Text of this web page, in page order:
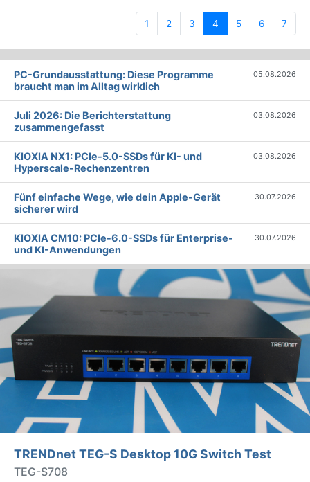
1 2 3 4 (current)
5 6 7
PC-Grundausstattung: Diese Programme
braucht man im Alltag wirklich
05.08.2026
Juli 2026: Die Bericht­erstattung
zusammengefasst
03.08.2026
KIOXIA NX1: PCIe-5.0-SSDs für KI- und
Hyperscale-Rechenzentren
03.08.2026
Fünf einfache Wege, wie dein Apple-Gerät
sicherer wird
30.07.2026
KIOXIA CM10: PCIe-6.0-SSDs für Enterprise-
und KI-Anwendungen
30.07.2026
TRENDnet TEG-S Desktop 10G Switch Test
TEG-S708